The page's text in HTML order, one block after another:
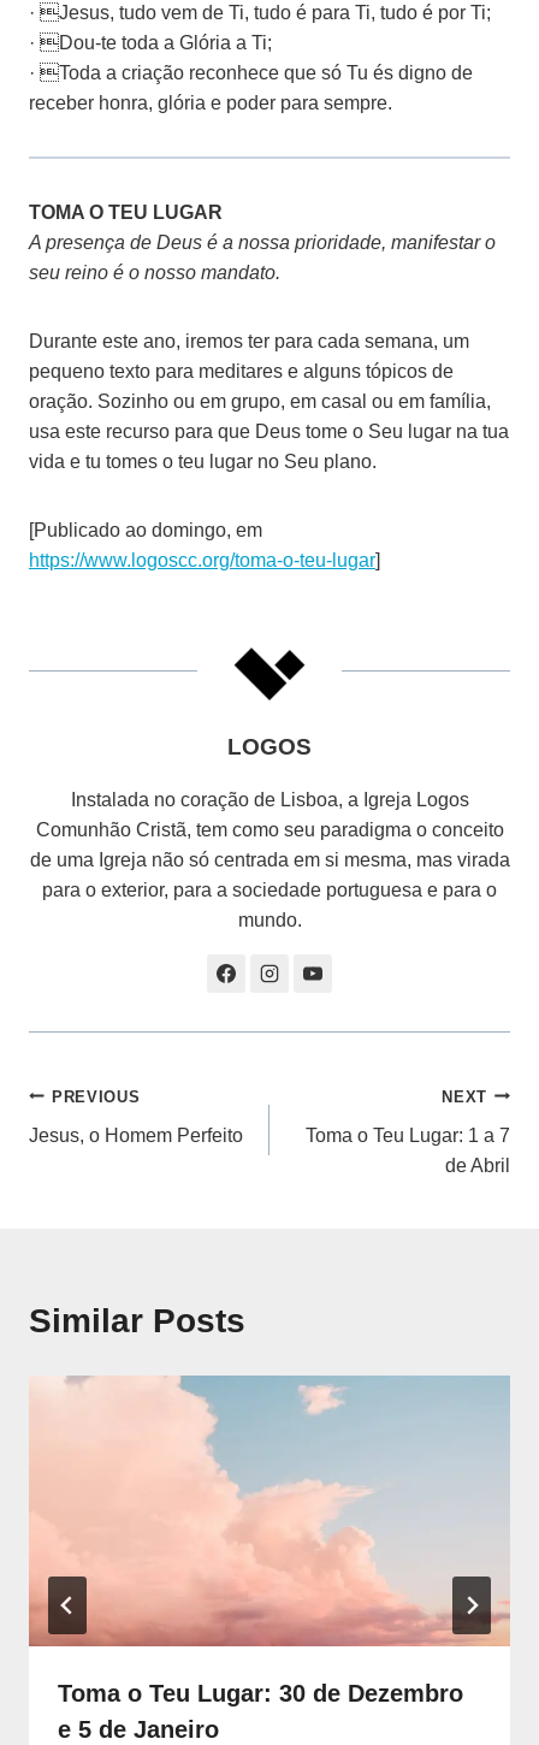
· Jesus, tudo vem de Ti, tudo é para Ti, tudo é por Ti;
· Dou-te toda a Glória a Ti;
· Toda a criação reconhece que só Tu és digno de
receber honra, glória e poder para sempre.
TOMA O TEU LUGAR
A presença de Deus é a nossa prioridade, manifestar o
seu reino é o nosso mandato.
Durante este ano, iremos ter para cada semana, um
pequeno texto para meditares e alguns tópicos de
oração. Sozinho ou em grupo, em casal ou em família,
usa este recurso para que Deus tome o Seu lugar na tua
vida e tu tomes o teu lugar no Seu plano.
[Publicado ao domingo, em
https://www.logoscc.org/toma-o-teu-lugar]
LOGOS
Instalada no coração de Lisboa, a Igreja Logos
Comunhão Cristã, tem como seu paradigma o conceito
de uma Igreja não só centrada em si mesma, mas virada
para o exterior, para a sociedade portuguesa e para o
mundo.
Navegação
de
PREVIOUS
Jesus, o Homem Perfeito
NEXT
Toma o Teu Lugar: 1 a 7
de Abril
Similar Posts
Toma o Teu Lugar: 30 de Dezembro
e 5 de Janeiro